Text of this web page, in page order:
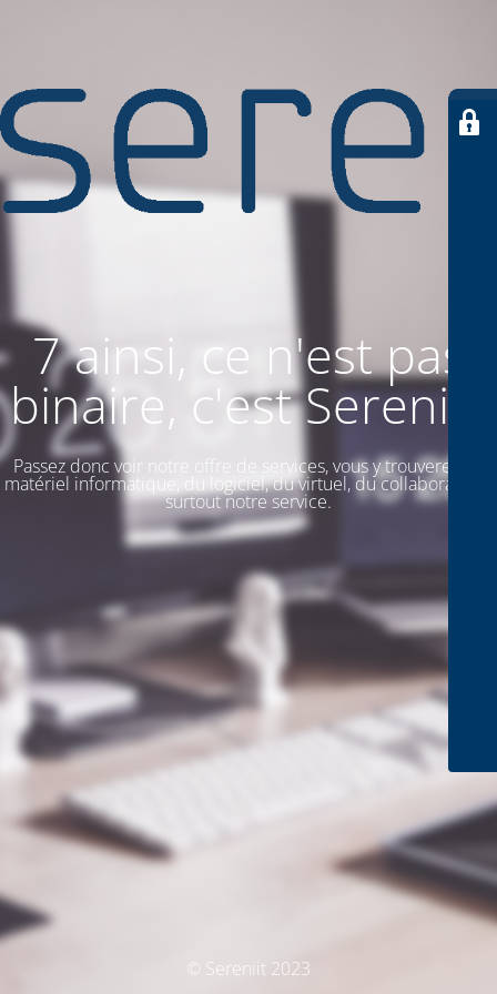
7 ainsi, ce n'est pas
binaire, c'est SereniiT
Passez donc voir notre offre de services, vous y trouverez du
matériel informatique, du logiciel, du virtuel, du collaboratif. Et
surtout notre service.
© Sereniit 2023